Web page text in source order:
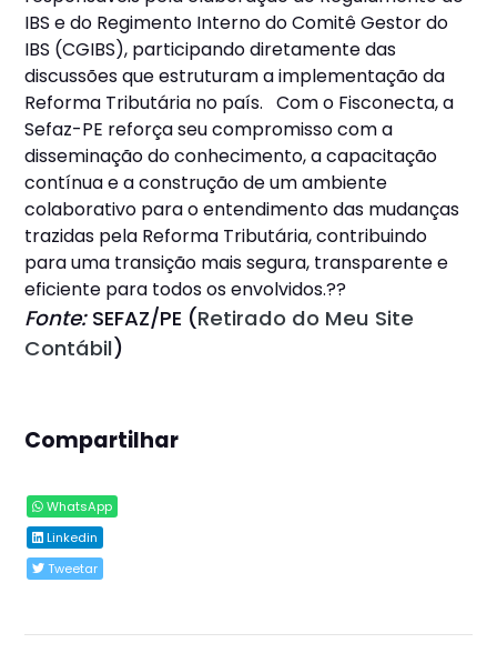
IBS e do Regimento Interno do Comitê Gestor do
IBS (CGIBS), participando diretamente das
discussões que estruturam a implementação da
Reforma Tributária no país. Com o Fisconecta, a
Sefaz-PE reforça seu compromisso com a
disseminação do conhecimento, a capacitação
contínua e a construção de um ambiente
colaborativo para o entendimento das mudanças
trazidas pela Reforma Tributária, contribuindo
para uma transição mais segura, transparente e
eficiente para todos os envolvidos.??
Fonte:SEFAZ/PE (Retirado do Meu Site
Contábil)
Compartilhar
WhatsApp
Linkedin
Tweetar